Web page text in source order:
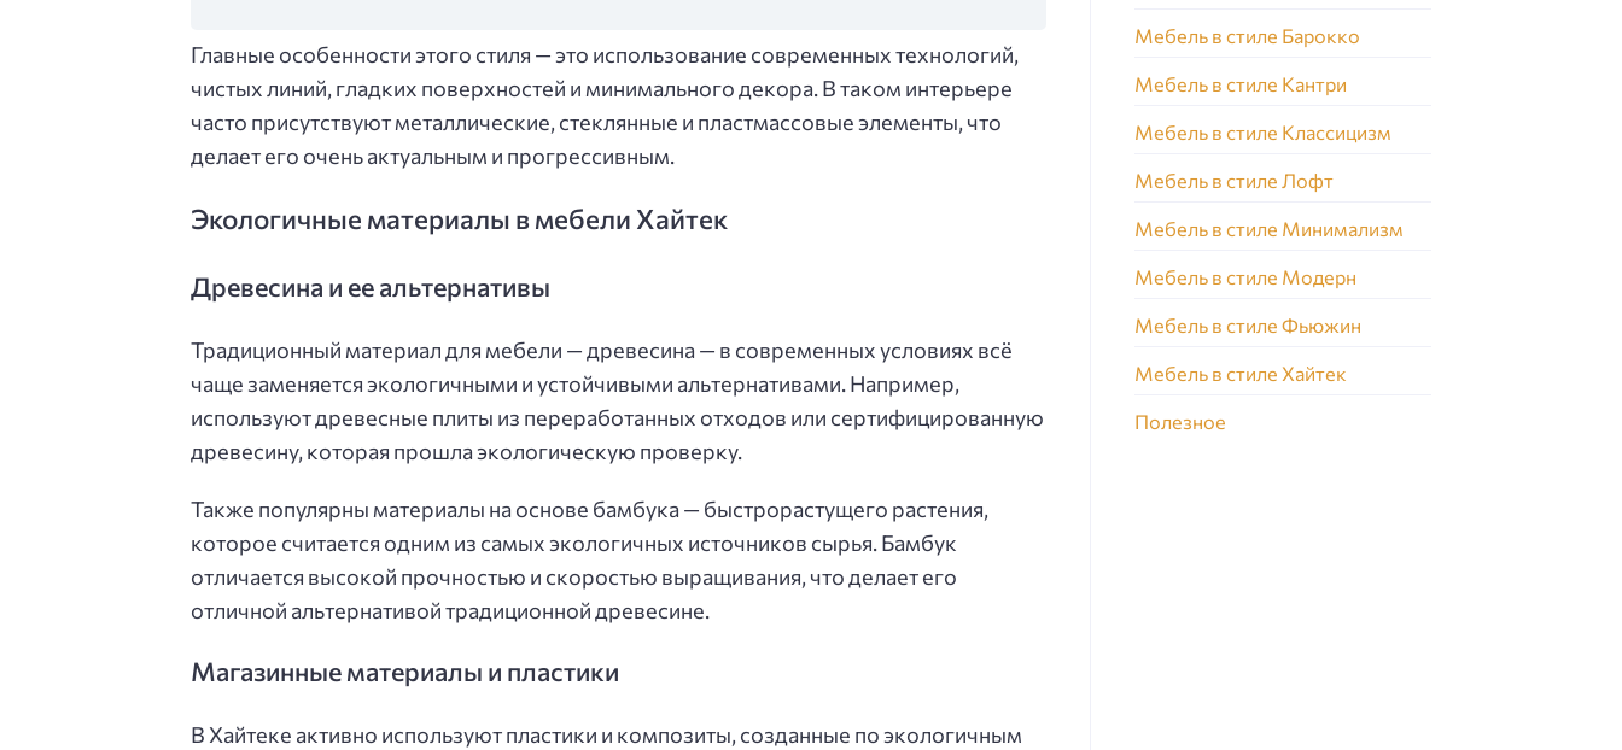
Главные особенности этого стиля — это использование современных технологий,
чистых линий, гладких поверхностей и минимального декора. В таком интерьере
часто присутствуют металлические, стеклянные и пластмассовые элементы, что
делает его очень актуальным и прогрессивным.
Экологичные материалы в мебели Хайтек
Древесина и ее альтернативы
Традиционный материал для мебели — древесина — в современных условиях всё
чаще заменяется экологичными и устойчивыми альтернативами. Например,
используют древесные плиты из переработанных отходов или сертифицированную
древесину, которая прошла экологическую проверку.
Также популярны материалы на основе бамбука — быстрорастущего растения,
которое считается одним из самых экологичных источников сырья. Бамбук
отличается высокой прочностью и скоростью выращивания, что делает его
отличной альтернативой традиционной древесине.
Магазинные материалы и пластики
В Хайтеке активно используют пластики и композиты, созданные по экологичным
Мебель в стиле Барокко
Мебель в стиле Кантри
Мебель в стиле Классицизм
Мебель в стиле Лофт
Мебель в стиле Минимализм
Мебель в стиле Модерн
Мебель в стиле Фьюжин
Мебель в стиле Хайтек
Полезное